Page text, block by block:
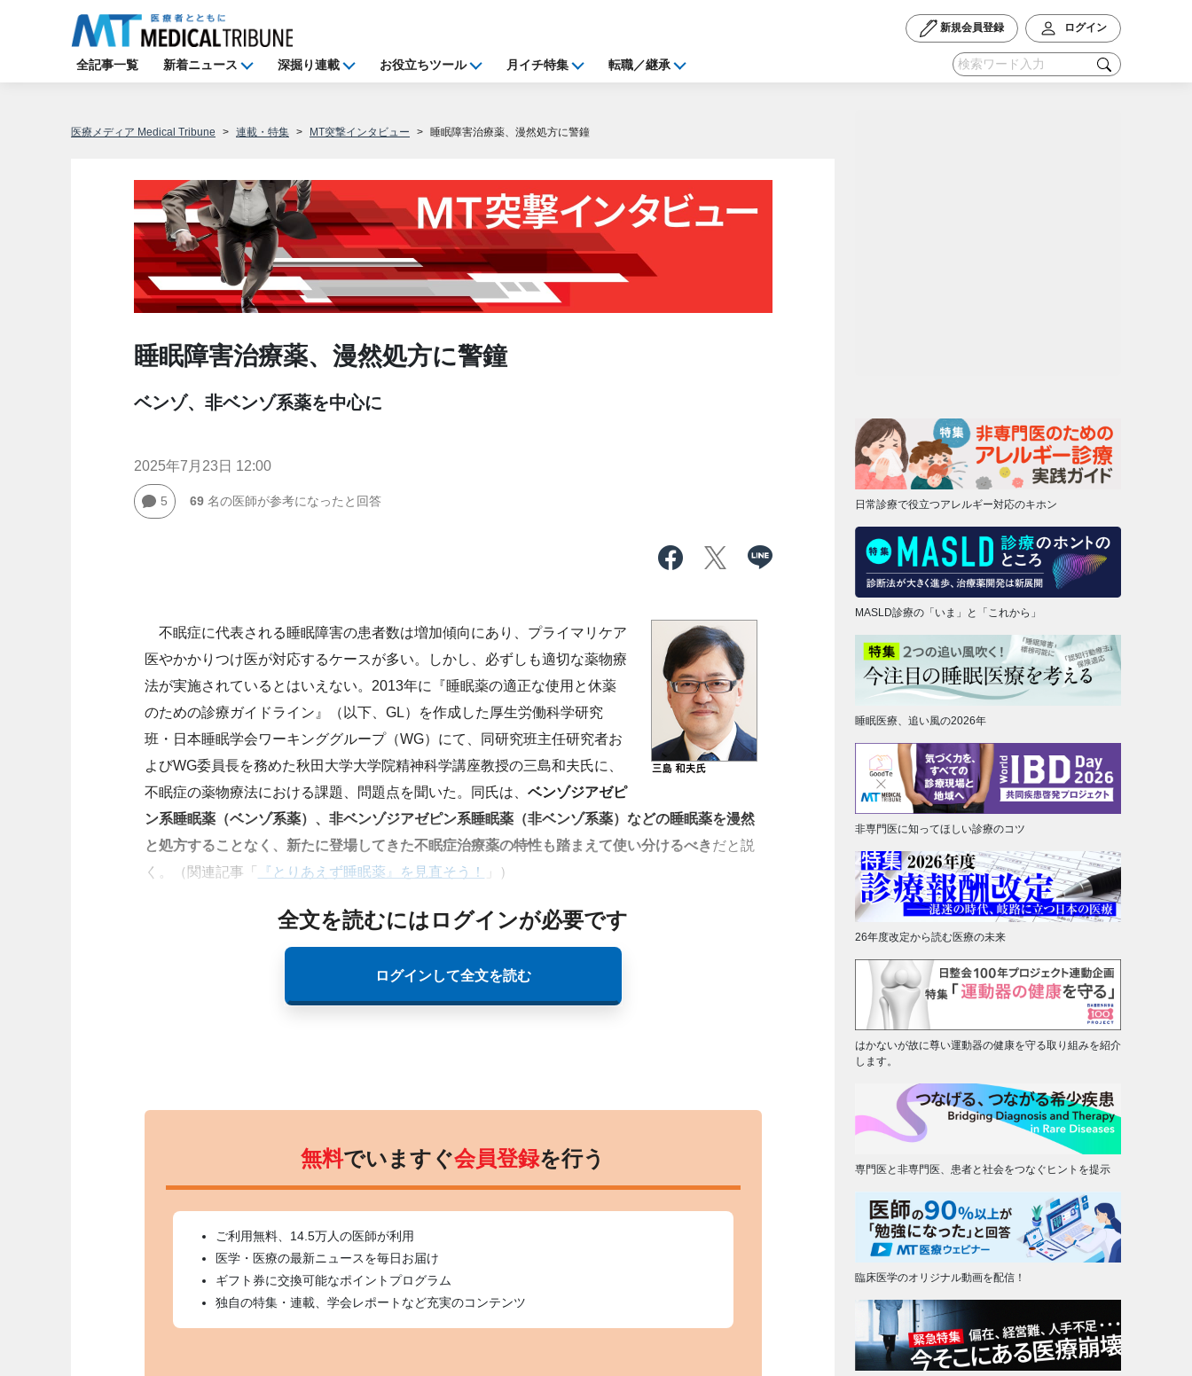
新規会員登録 ログイン
全記事一覧 新着ニュース 深掘り連載 お役立ちツール 月イチ特集 転職／継承
医療メディア Medical Tribune 連載・特集 MT突撃インタビュー 睡眠障害治療薬、漫然処方に警鐘
睡眠障害治療薬、漫然処方に警鐘
ベンゾ、非ベンゾ系薬を中心に
2025年7月23日 12:00
5 69名の医師が参考になったと回答
不眠症に代表される睡眠障害の患者数は増加傾向にあり、プライマリケア
医やかかりつけ医が対応するケースが多い。しかし、必ずしも適切な薬物療
法が実施されているとはいえない。2013年に『睡眠薬の適正な使用と休薬
のための診療ガイドライン』（以下、GL）を作成した厚生労働科学研究
班・日本睡眠学会ワーキンググループ（WG）にて、同研究班主任研究者お
よびWG委員長を務めた秋田大学大学院精神科学講座教授の三島和夫氏に、
不眠症の薬物療法における課題、問題点を聞いた。同氏は、 ベンゾジアゼピ
ン系睡眠薬（ベンゾ系薬）、非ベンゾジアゼピン系睡眠薬（非ベンゾ系薬）などの睡眠薬を漫然
と処方することなく、新たに登場してきた不眠症治療薬の特性も踏まえて使い分けるべき だと説
く。（関連記事「
『とりあえず睡眠薬』を見直そう！ 」）
全文を読むにはログインが必要です
ログインして全文を読む
無料でいますぐ会員登録を行う
ご利用無料、14.5万人の医師が利用
医学・医療の最新ニュースを毎日お届け
ギフト券に交換可能なポイントプログラム
独自の特集・連載、学会レポートなど充実のコンテンツ
日常診療で役立つアレルギー対応のキホン
MASLD診療の「いま」と「これから」
睡眠医療、追い風の2026年
非専門医に知ってほしい診療のコツ
26年度改定から読む医療の未来
はかないが故に尊い運動器の健康を守る取り組みを紹介
します。
専門医と非専門医、患者と社会をつなぐヒントを提示
臨床医学のオリジナル動画を配信！